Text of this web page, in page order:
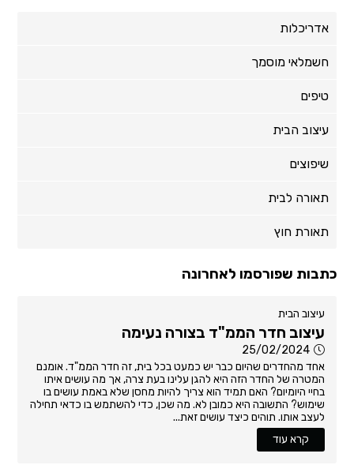
אדריכלות
חשמלאי מוסמך
טיפים
עיצוב הבית
שיפוצים
תאורה לבית
תאורת חוץ
כתבות שפורסמו לאחרונה
עיצוב הבית
עיצוב חדר הממ"ד בצורה נעימה
25/02/2024
אחד מהחדרים שהיום כבר יש כמעט בכל בית, זה חדר הממ"ד. אומנם
המטרה של החדר הזה היא להגן עלינו בעת צרה, אך מה עושים איתו
בחיי היומיום? האם תמיד הוא צריך להיות מחסן שלא באמת עושים בו
שימוש? התשובה היא כמובן לא. מה שכן, כדי להשתמש בו כדאי תחילה
לעצב אותו. תוהים כיצד עושים זאת...
קרא עוד